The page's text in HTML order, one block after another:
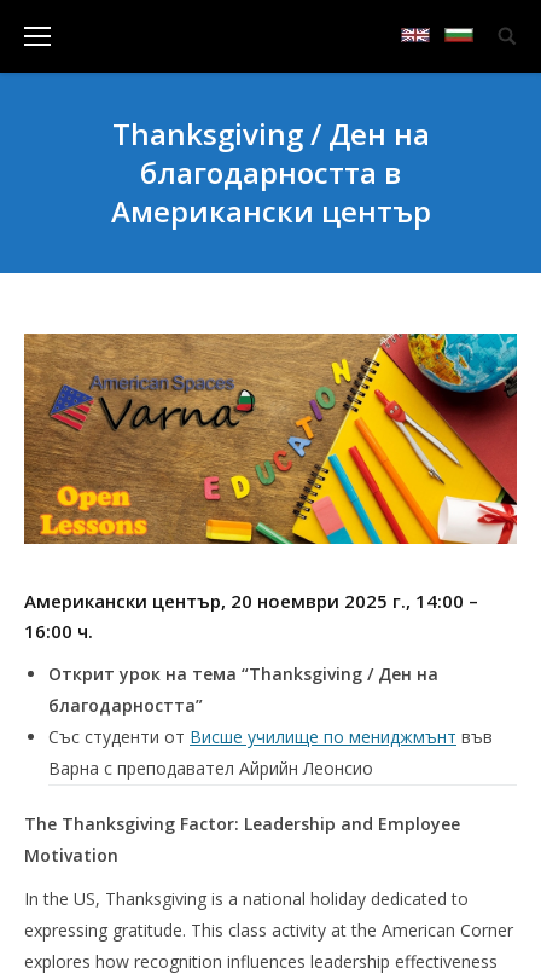
Thanksgiving / Ден на
благодарността в
Американски център
Американски център, 20 ноември 2025 г., 14:00 –
16:00 ч.
Открит урок на тема “Thanksgiving / Ден на
благодарността”
Със студенти от Висше училище по мениджмънт във
Варна с преподавател Айрийн Леонсио
The Thanksgiving Factor: Leadership and Employee
Motivation
In the US, Thanksgiving is a national holiday dedicated to
expressing gratitude. This class activity at the American Corner
explores how recognition influences leadership effectiveness